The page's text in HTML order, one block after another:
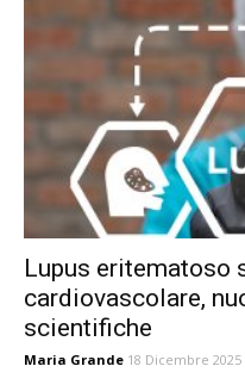
Lupus eritematoso
cardiovascolare,
scientifiche
Maria Grande 18 Dicembre 2025